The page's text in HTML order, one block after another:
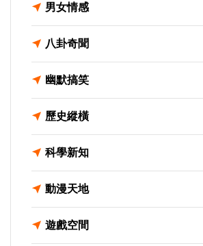
男女情感
八卦奇聞
幽默搞笑
歷史縱橫
科學新知
動漫天地
遊戲空間